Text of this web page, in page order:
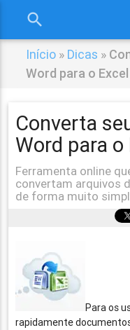
search
Início » Dicas »
Word para o
Converta
Word para
Ferramenta online
convertam arquivos
de forma muito
Para os
rapidamente